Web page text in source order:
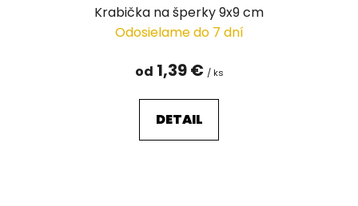
Krabička na šperky 9x9 cm
Odosielame do 7 dní
od 1,39 € / ks
DETAIL